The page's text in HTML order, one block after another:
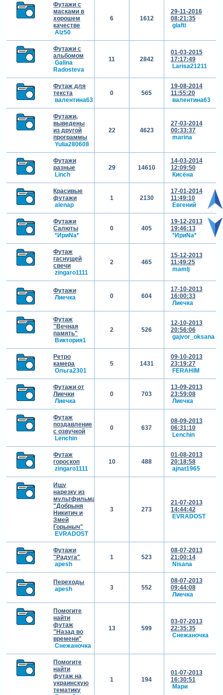
Футажи с
масками в
хорошем
качестве
Alz50
6 1612
29-11-2016
08:21:35
glafti
Футажи с
альбомом
Galina
Radosteva
11 2842
01-03-2015
17:17:49
Larisa21211
Футаж для
текста
валентина63
0 565
19-08-2014
11:55:20
валентина63
Футажи,
выведены
из другой
программы
Yulia280608
22 4623
27-03-2014
00:33:37
marina
Футажи
разные
Linch
29 14610
14-03-2014
12:09:50
Кисёна
Красивые
футажи
alenap
1 2130
17-01-2014
11:49:10
Евгений
Футажи
Салюты
*ИриNа*
0 405
19-12-2013
19:46:13
*ИриNа*
Футаж
гаснущей
свечи
zingaro1111
2 465
15-12-2013
11:49:25
mamlj
Футажи
Лиечка
0 604
17-10-2013
16:00:33
Лиечка
Футаж
"Вечная
память"
Виктория1
2 526
12-10-2013
20:56:06
gajvor_oksana
Ретро
камера
Ольга2301
5 1431
09-10-2013
23:19:27
FERAHIM
Футажи от
Лиечки
Лиечка
0 703
13-09-2013
23:59:08
Лиечка
Футаж
поздавление
с озвучкой
Lenchin
0 637
08-09-2013
06:31:10
Lenchin
Футаж
гороскоп
zingaro1111
10 488
01-08-2013
20:18:58
ajnat1965
Ищу
нарезку из
мультфильма
"Добрыня
Никитич и
Змей
Горыныч"
EVRADOST
3 273
21-07-2013
14:44:42
EVRADOST
Футажи
"Радуга"
apesh
1 523
08-07-2013
21:00:14
Nisana
Переходы
apesh
3 552
08-07-2013
09:44:08
Лиечка
Помогите
найти
футаж
"Назад во
времени"
Снежаночка
13 599
03-07-2013
22:35:35
Снежаночка
Помогите
найти
футаж на
украинскую
тематику
1 194
01-07-2013
16:30:51
Мари